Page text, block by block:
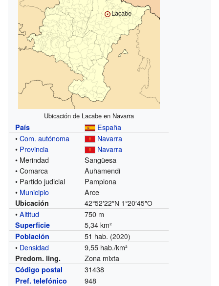
Lacabe
Ubicación de Lacabe en Navarra
País
España
•Com. autónoma
Navarra
• Provincia
Navarra
• Merindad
Sangüesa
• Comarca
Auñamendi
• Partido judicial
Pamplona
• Municipio Arce
Ubicación 42°52′22″N 1°20′45″O
•Altitud 750 m
Superficie 5,34 km²
Población 51 hab. (2020)
• Densidad 9,55 hab./km²
Predom. ling. Zona mixta
Código postal 31438
Pref. telefónico 948